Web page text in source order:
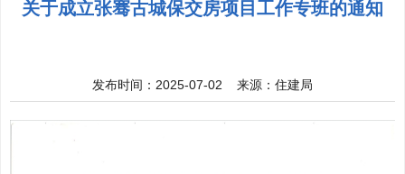
关于成立张骞古城保交房项目工作专班的通知
发布时间：2025-07-02 来源： 住建局